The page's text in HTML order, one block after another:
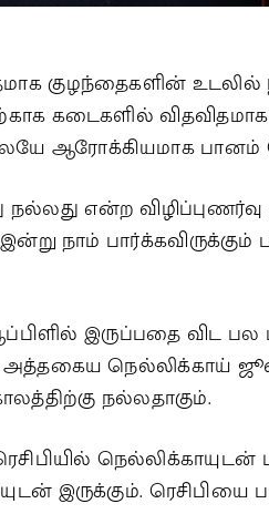
குழந்தைகளின் உடலில்
கடைகளில்
ஆரோக்கியமாக பானம்
நல்லது என்ற
நாம்
இருப்பதை விட பல
நெல்லிக்காய்
நல்லதாகும்.
நெல்லிக்காயுடன்
இருக்கும்.